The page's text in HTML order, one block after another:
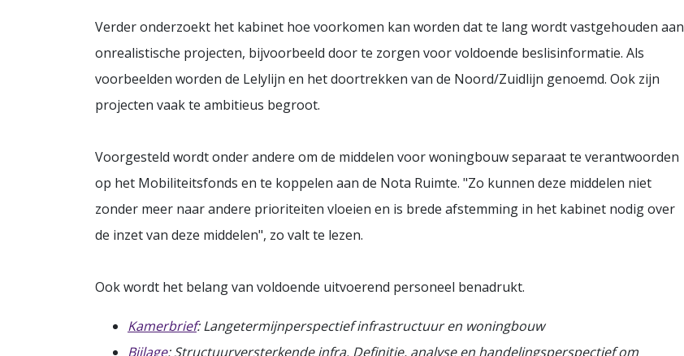
Verder onderzoekt het kabinet hoe voorkomen kan worden dat te lang wordt vastgehouden aan
onrealistische projecten, bijvoorbeeld door te zorgen voor voldoende beslisinformatie. Als
voorbeelden worden de Lelylijn en het doortrekken van de Noord/Zuidlijn genoemd. Ook zijn
projecten vaak te ambitieus begroot.
Voorgesteld wordt onder andere om de middelen voor woningbouw separaat te verantwoorden
op het Mobiliteitsfonds en te koppelen aan de Nota Ruimte. "Zo kunnen deze middelen niet
zonder meer naar andere prioriteiten vloeien en is brede afstemming in het kabinet nodig over
de inzet van deze middelen", zo valt te lezen.
Ook wordt het belang van voldoende uitvoerend personeel benadrukt.
Kamerbrief: Langetermijnperspectief infrastructuur en woningbouw
Bijlage: Structuurversterkende infra. Definitie, analyse en handelingsperspectief om